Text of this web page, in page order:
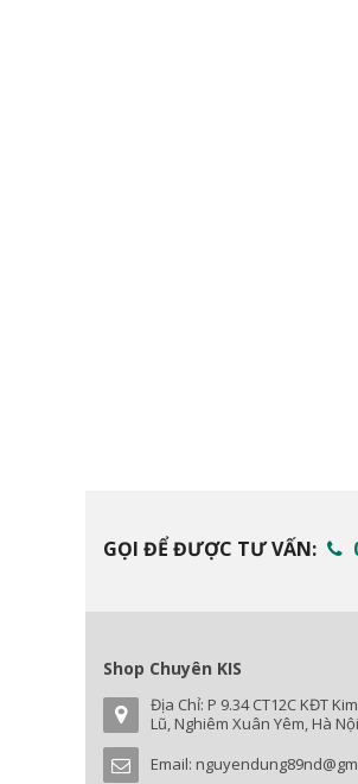
GỌI ĐỂ ĐƯỢC TƯ VẤN:
Shop Chuyên KIS
Địa Chỉ: P 9.34 CT12C KĐT
Lũ, Nghiêm Xuân Yêm, Hà Nội
Email: